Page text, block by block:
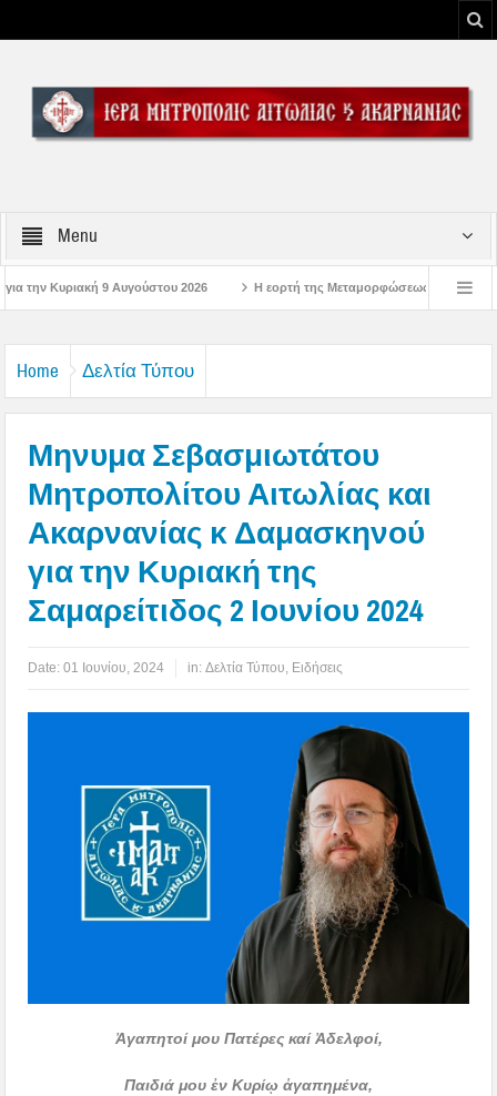
Menu
2026 Η εορτή της Μεταμορφώσεως του Σωτήρος Χριστού στην Ι. Μ.
Home Δελτία Τύπου
Μηνυμα Σεβασμιωτάτου
Μητροπολίτου Αιτωλίας και
Ακαρνανίας κ Δαμασκηνού
για την Κυριακή της
Σαμαρείτιδος 2 Ιουνίου 2024
Date:01 Ιουνίου, 2024 in:Δελτία Τύπου Ειδήσεις
Ἀγαπητοί μου Πατέρες καί Ἀδελφοί,
Παιδιά μου ἐν Κυρίῳ ἀγαπημένα,